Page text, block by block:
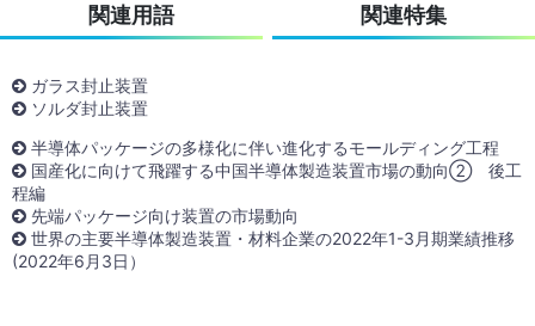
関連用語 関連特集
ガラス封止装置
ソルダ封止装置
半導体パッケージの多様化に伴い進化するモールディング工程
国産化に向けて飛躍する中国半導体製造装置市場の動向② 後工
程編
先端パッケージ向け装置の市場動向
世界の主要半導体製造装置・材料企業の2022年1-3月期業績推移
(2022年6月3日）